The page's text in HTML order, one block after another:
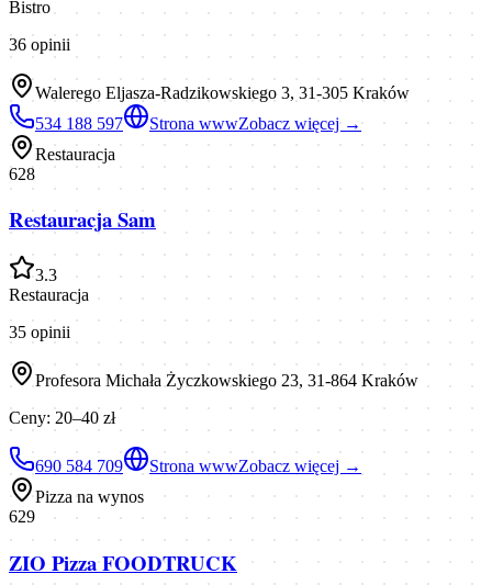
Bistro
36 opinii
Walerego Eljasza-Radzikowskiego 3, 31-305 Kraków
534 188 597
Strona wwwZobacz więcej →
Restauracja
628
Restauracja Sam
3.3
Restauracja
35 opinii
Profesora Michała Życzkowskiego 23, 31-864 Kraków
Ceny: 20–40 zł
690 584 709 Strona wwwZobacz więcej →
Pizza na wynos
629
ZIO Pizza FOODTRUCK